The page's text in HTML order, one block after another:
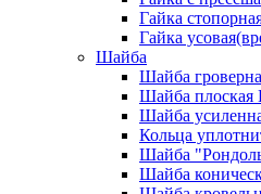
Гайка
Гайка
Шайба
Шайба
Шайба плоская
Шайба
Кольца
Шайба
Шайба